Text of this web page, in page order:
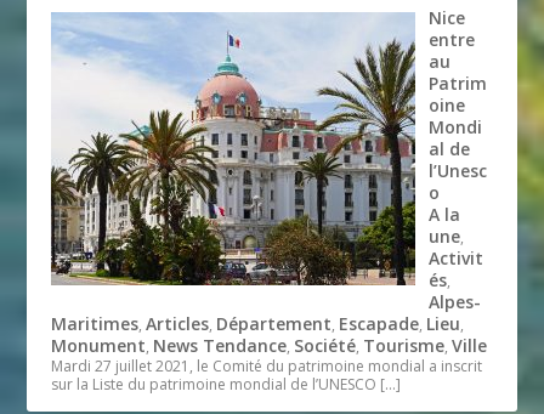
Nice
entre
au
Patrim
oine
Mondi
al de
l’Unesc
o
A la
une,
Activit
és,
Alpes-
Maritimes,Articles, Département, Escapade, Lieu,
Monument, News Tendance, Société, Tourisme,Ville
Mardi 27 juillet 2021, le Comité du patrimoine mondial a inscrit
sur la Liste du patrimoine mondial de l’UNESCO […]